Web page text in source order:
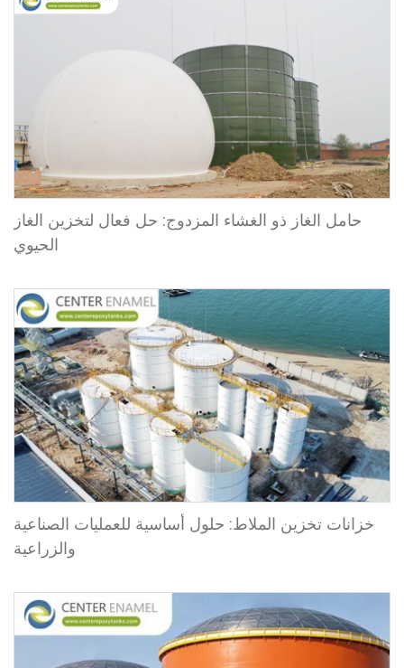
حامل الغاز ذو الغشاء المزدوج: حل فعال لتخزين الغاز
الحيوي
خزانات تخزين الملاط: حلول أساسية للعمليات الصناعية
والزراعية